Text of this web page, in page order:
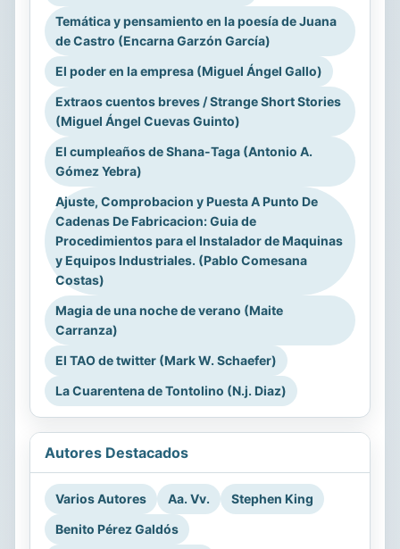
Temática y pensamiento en la poesía de Juana
de Castro (Encarna Garzón García)
El poder en la empresa (Miguel Ángel Gallo)
Extraos cuentos breves / Strange Short Stories
(Miguel Ángel Cuevas Guinto)
El cumpleaños de Shana-Taga (Antonio A.
Gómez Yebra)
Ajuste, Comprobacion y Puesta A Punto De
Cadenas De Fabricacion: Guia de
Procedimientos para el Instalador de Maquinas
y Equipos Industriales. (Pablo Comesana
Costas)
Magia de una noche de verano (Maite
Carranza)
El TAO de twitter (Mark W. Schaefer)
La Cuarentena de Tontolino (N.j. Diaz)
Autores Destacados
Varios Autores Aa. Vv.
Stephen King
Benito Pérez Galdós